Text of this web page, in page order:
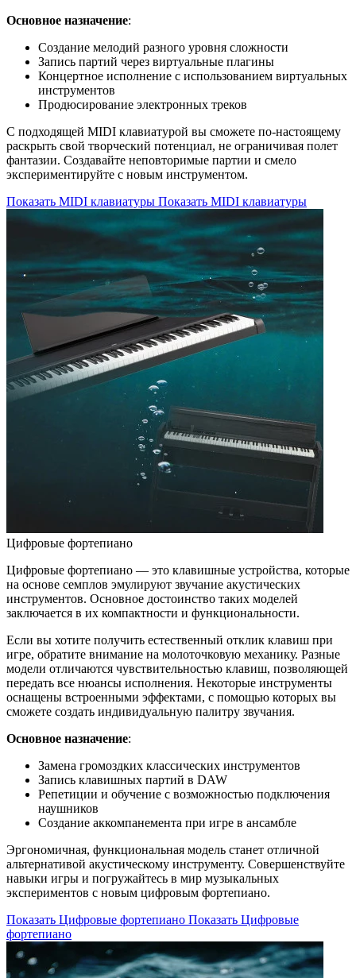
Основное назначение:
Создание мелодий разного уровня сложности
Запись партий через виртуальные плагины
Концертное исполнение с использованием виртуальных
инструментов
Продюсирование электронных треков
С подходящей MIDI клавиатурой вы сможете по-настоящему
раскрыть свой творческий потенциал, не ограничивая полет
фантазии. Создавайте неповторимые партии и смело
экспериментируйте с новым инструментом.
Показать MIDI клавиатуры Показать MIDI клавиатуры
Цифровые фортепиано
Цифровые фортепиано — это клавишные устройства, которые
на основе семплов эмулируют звучание акустических
инструментов. Основное достоинство таких моделей
заключается в их компактности и функциональности.
Если вы хотите получить естественный отклик клавиш при
игре, обратите внимание на молоточковую механику. Разные
модели отличаются чувствительностью клавиш, позволяющей
передать все нюансы исполнения. Некоторые инструменты
оснащены встроенными эффектами, с помощью которых вы
сможете создать индивидуальную палитру звучания.
Основное назначение:
Замена громоздких классических инструментов
Запись клавишных партий в DAW
Репетиции и обучение с возможностью подключения
наушников
Создание аккомпанемента при игре в ансамбле
Эргономичная, функциональная модель станет отличной
альтернативой акустическому инструменту. Совершенствуйте
навыки игры и погружайтесь в мир музыкальных
экспериментов с новым цифровым фортепиано.
Показать Цифровые фортепиано Показать Цифровые
фортепиано